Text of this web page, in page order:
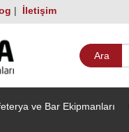
| İletişim
ve Bar Ekipmanları